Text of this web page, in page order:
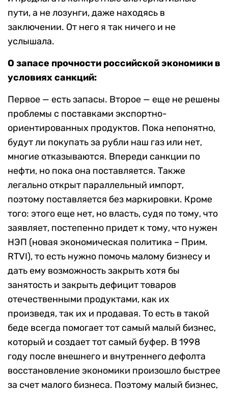
пути, а не лозунги, даже находясь в
заключении. От него я так ничего и не
услышала.
О запасе прочности российской экономики в
условиях санкций:
Первое — есть запасы. Второе — еще не решены
проблемы с поставками экспортно-
ориентированных продуктов. Пока непонятно,
будут ли покупать за рубли наш газ или нет,
многие отказываются. Впереди санкции по
нефти, но пока она поставляется. Также
легально открыт параллельный импорт,
поэтому поставляется без маркировки. Кроме
того: этого еще нет, но власть, судя по тому, что
заявляет, постепенно придет к тому, что нужен
НЭП (новая экономическая политика – Прим.
RTVI), то есть нужно помочь малому бизнесу и
дать ему возможность закрыть хотя бы
занятость и закрыть дефицит товаров
отечественными продуктами, как их
произведя, так их и продавая. То есть в такой
беде всегда помогает тот самый малый бизнес,
который и создает тот самый буфер. В 1998
году после внешнего и внутреннего дефолта
восстановление экономики произошло быстрее
за счет малого бизнеса. Поэтому малый бизнес,